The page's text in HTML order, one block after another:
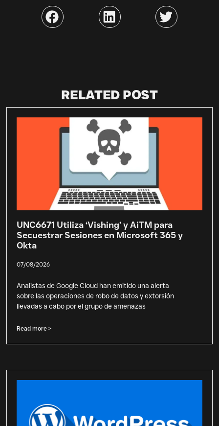
RELATED POST
UNC6671 Utiliza ‘Vishing’ y AiTM para
Secuestrar Sesiones en Microsoft 365 y
Okta
07/08/2026
Analistas de Google Cloud han emitido una alerta
sobre las operaciones de robo de datos y extorsión
llevadas a cabo por el grupo de amenazas
Read more >